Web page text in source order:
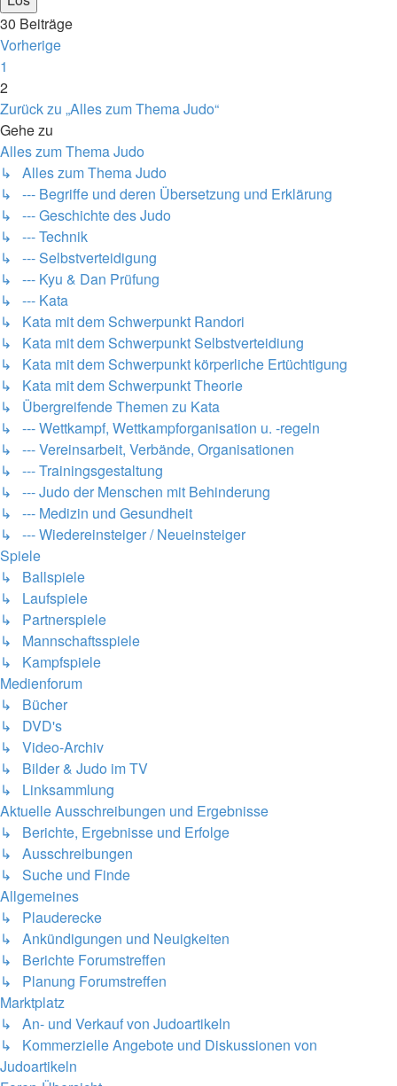
30 Beiträge
Vorherige
1
2
Zurück zu „Alles zum Thema Judo“
Gehe zu
Alles zum Thema Judo
↳ Alles zum Thema Judo
↳ --- Begriffe und deren Übersetzung und Erklärung
↳ --- Geschichte des Judo
↳ --- Technik
↳ --- Selbstverteidigung
↳ --- Kyu & Dan Prüfung
↳ --- Kata
↳ Kata mit dem Schwerpunkt Randori
↳ Kata mit dem Schwerpunkt Selbstverteidiung
↳ Kata mit dem Schwerpunkt körperliche Ertüchtigung
↳ Kata mit dem Schwerpunkt Theorie
↳ Übergreifende Themen zu Kata
↳ --- Wettkampf, Wettkampforganisation u. -regeln
↳ --- Vereinsarbeit, Verbände, Organisationen
↳ --- Trainingsgestaltung
↳ --- Judo der Menschen mit Behinderung
↳ --- Medizin und Gesundheit
↳ --- Wiedereinsteiger / Neueinsteiger
Spiele
↳ Ballspiele
↳ Laufspiele
↳ Partnerspiele
↳ Mannschaftsspiele
↳ Kampfspiele
Medienforum
↳ Bücher
↳ DVD's
↳ Video-Archiv
↳ Bilder & Judo im TV
↳ Linksammlung
Aktuelle Ausschreibungen und Ergebnisse
↳ Berichte, Ergebnisse und Erfolge
↳ Ausschreibungen
↳ Suche und Finde
Allgemeines
↳ Plauderecke
↳ Ankündigungen und Neuigkeiten
↳ Berichte Forumstreffen
↳ Planung Forumstreffen
Marktplatz
↳ An- und Verkauf von Judoartikeln
↳ Kommerzielle Angebote und Diskussionen von
Judoartikeln